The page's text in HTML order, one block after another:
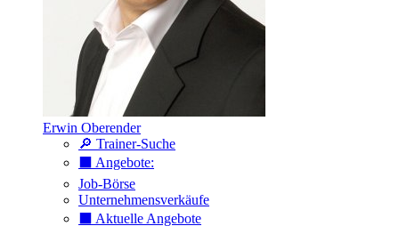
Erwin Oberender
🔎 Trainer-Suche
⬛️ Angebote:
Job-Börse
Unternehmensverkäufe
⬛️ Aktuelle Angebote